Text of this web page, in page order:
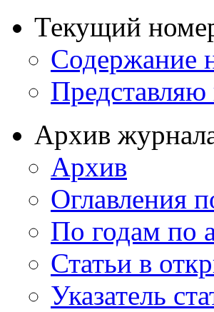
Текущий
Содержание
Архив
Архив
Оглавления
По годам по
Статьи в
Указатель